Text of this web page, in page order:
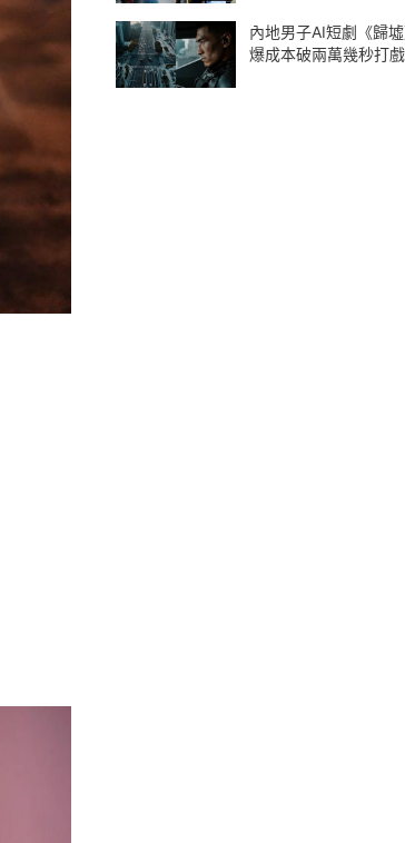
內地男子AI短劇《歸
爆成本破兩萬幾秒打